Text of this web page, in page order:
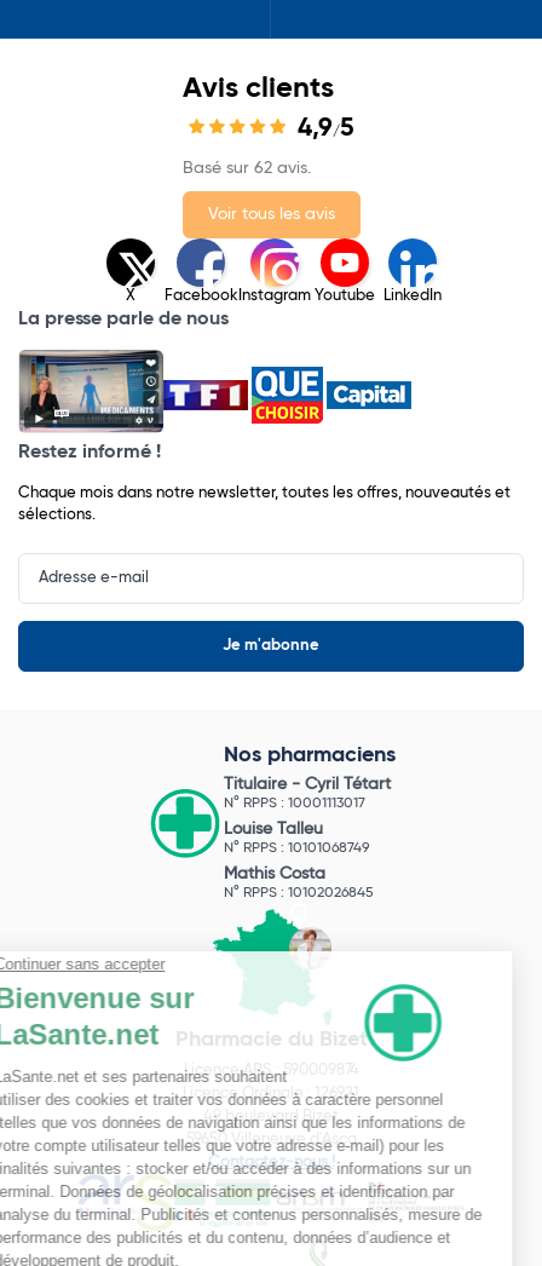
Avis clients
4,9/5
Basé sur 62 avis.
Voir tous les avis
X Facebook Instagram Youtube LinkedIn
La presse parle de nous
Restez informé !
Chaque mois dans notre newsletter, toutes les offres, nouveautés et
sélections.
Input
Newsletter
Nos pharmaciens
Titulaire - Cyril Tétart
N° RPPS : 10001113017
Louise Talleu
N° RPPS : 10101068749
Mathis Costa
N° RPPS : 10102026845
Pharmacie du Bizet
Licence ARS : 590009874
Licence Ordinale : 126921
49 boulevard Bizet
59650 Villeneuve d'Ascq
Contactez-nous !